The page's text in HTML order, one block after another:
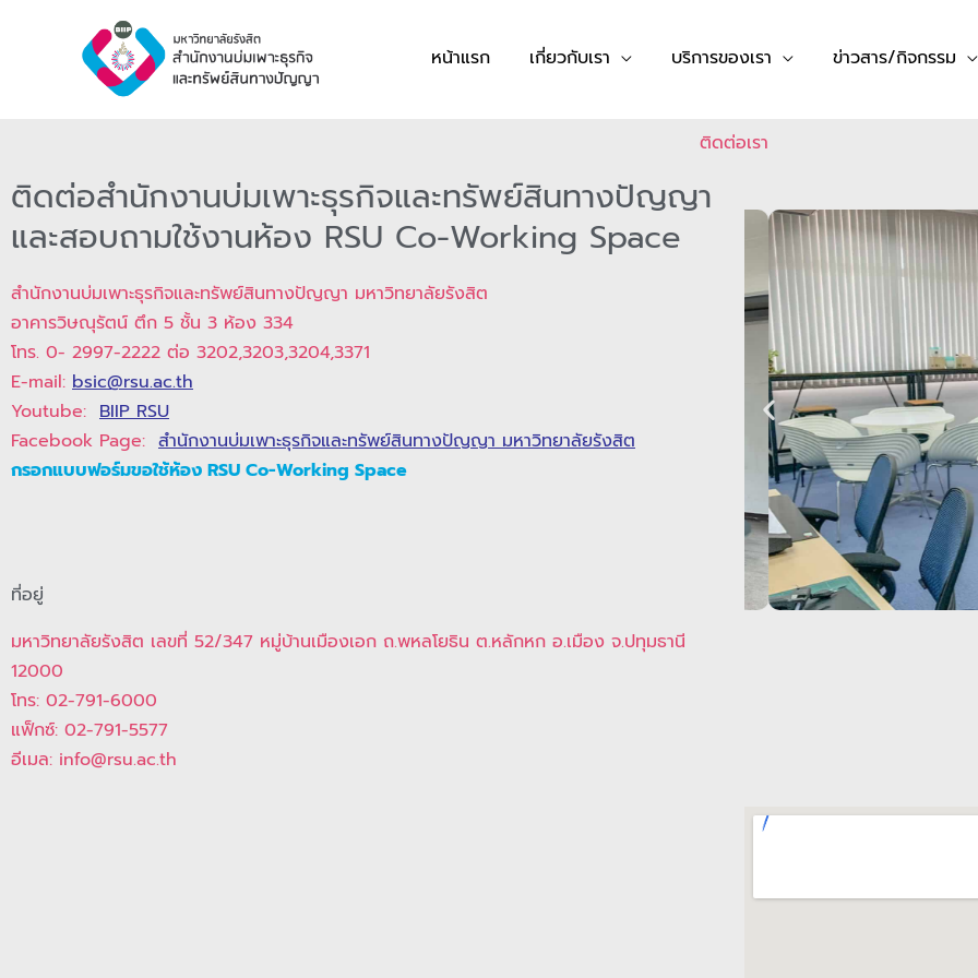
หน้าแรก เกี่ยวกับเรา บริการของเรา ข่าวสาร/กิจกรรม
ติดต่อเรา
ติดต่อสำนักงานบ่มเพาะธุรกิจและทรัพย์สินทางปัญญา
และสอบถามใช้งานห้อง RSU Co-Working Space
สำนักงานบ่มเพาะธุรกิจและทรัพย์สินทางปัญญา มหาวิทยาลัยรังสิต
อาคารวิษณุรัตน์ ตึก 5 ชั้น 3 ห้อง 334
โทร. 0- 2997-2222 ต่อ 3202,3203,3204,3371
E-mail: bsic@rsu.ac.th
Youtube: BIIP RSU
Facebook Page: สำนักงานบ่มเพาะธุรกิจและทรัพย์สินทางปัญญา มหาวิทยาลัยรังสิต
กรอกแบบฟอร์มขอใช้ห้อง RSU Co-Working Space
ที่อยู่
มหาวิทยาลัยรังสิต เลขที่ 52/347 หมู่บ้านเมืองเอก ถ.พหลโยธิน ต.หลักหก อ.เมือง จ.ปทุมธานี
12000
โทร: 02-791-6000
แฟ็กซ์: 02-791-5577
อีเมล: info@rsu.ac.th